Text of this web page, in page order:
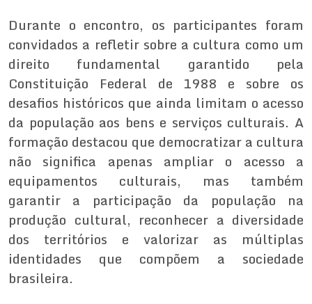
Durante o encontro, os participantes foram
convidados a refletir sobre a cultura como um
direito fundamental garantido pela
Constituição Federal de 1988 e sobre os
desafios históricos que ainda limitam o acesso
da população aos bens e serviços culturais. A
formação destacou que democratizar a cultura
não significa apenas ampliar o acesso a
equipamentos culturais, mas também
garantir a participação da população na
produção cultural, reconhecer a diversidade
dos territórios e valorizar as múltiplas
identidades que compõem a sociedade
brasileira.